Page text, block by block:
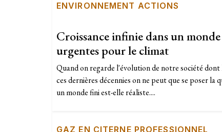
ENVIRONNEMENT ACTIONS
Croissance infinie dans un
urgentes pour le climat
Quand on regarde l'évolution de notre société
ces dernières décennies on ne peut que se poser la
un monde fini est-elle réaliste....
GAZ EN CITERNE PROFESSIONNEL